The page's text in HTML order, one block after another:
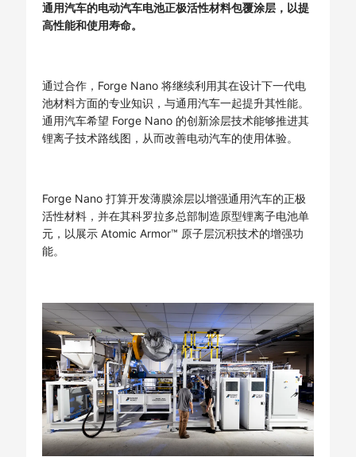
通用汽车的电动汽车电池正极活性材料包覆涂层，以提
高性能和使用寿命。
通过合作，Forge Nano 将继续利用其在设计下一代电
池材料方面的专业知识，与通用汽车一起提升其性能。
通用汽车希望 Forge Nano 的创新涂层技术能够推进其
锂离子技术路线图，从而改善电动汽车的使用体验。
Forge Nano 打算开发薄膜涂层以增强通用汽车的正极
活性材料，并在其科罗拉多总部制造原型锂离子电池单
元，以展示 Atomic Armor™ 原子层沉积技术的增强功
能。